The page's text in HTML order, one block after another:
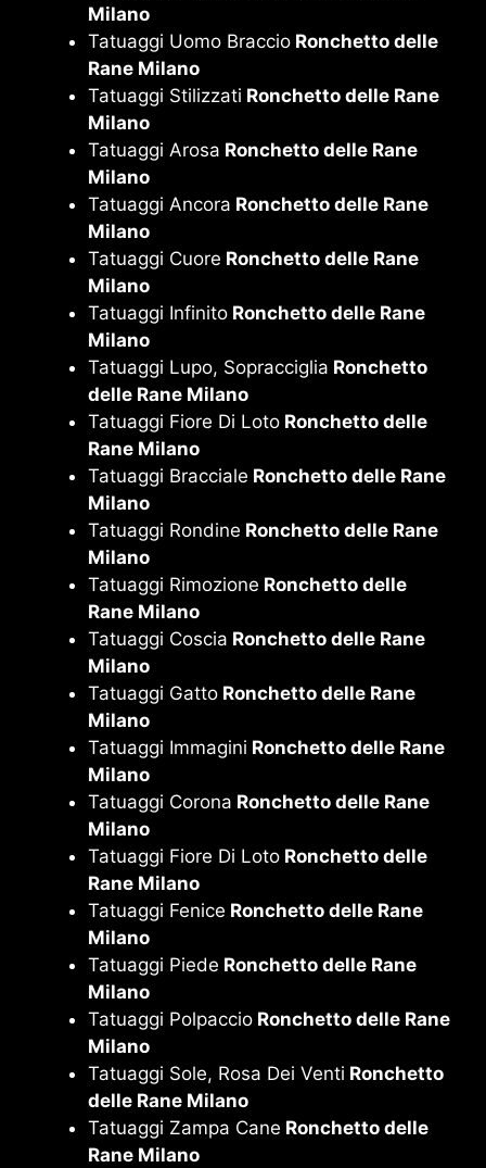
Milano
Tatuaggi Uomo Braccio Ronchetto delle
Rane Milano
Tatuaggi Stilizzati Ronchetto delle Rane
Milano
Tatuaggi Arosa Ronchetto delle Rane
Milano
Tatuaggi Ancora Ronchetto delle Rane
Milano
Tatuaggi Cuore Ronchetto delle Rane
Milano
Tatuaggi Infinito Ronchetto delle Rane
Milano
Tatuaggi Lupo, Sopracciglia Ronchetto
delle Rane Milano
Tatuaggi Fiore Di Loto Ronchetto delle
Rane Milano
Tatuaggi Bracciale Ronchetto delle Rane
Milano
Tatuaggi Rondine Ronchetto delle Rane
Milano
Tatuaggi Rimozione Ronchetto delle
Rane Milano
Tatuaggi Coscia Ronchetto delle Rane
Milano
Tatuaggi Gatto Ronchetto delle Rane
Milano
Tatuaggi Immagini Ronchetto delle Rane
Milano
Tatuaggi Corona Ronchetto delle Rane
Milano
Tatuaggi Fiore Di Loto Ronchetto delle
Rane Milano
Tatuaggi Fenice Ronchetto delle Rane
Milano
Tatuaggi Piede Ronchetto delle Rane
Milano
Tatuaggi Polpaccio Ronchetto delle Rane
Milano
Tatuaggi Sole, Rosa Dei Venti Ronchetto
delle Rane Milano
Tatuaggi Zampa Cane Ronchetto delle
Rane Milano